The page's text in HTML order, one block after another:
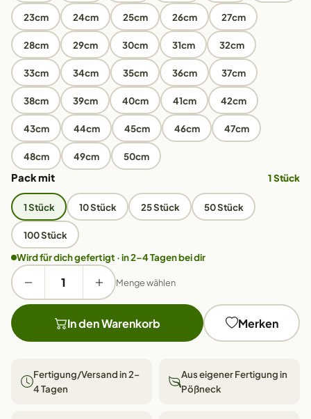
23cm 24cm 25cm 26cm 27cm
28cm 29cm 30cm 31cm 32cm
33cm 34cm 35cm 36cm 37cm
38cm 39cm 40cm 41cm 42cm
43cm 44cm 45cm 46cm 47cm
48cm 49cm 50cm
Pack mit 1 Stück
1 Stück 10 Stück 25 Stück 50 Stück
100 Stück
Wird für dich gefertigt · in 2–4 Tagen bei dir
Menge wählen
In den Warenkorb Merken
Fertigung/Versand in 2–
4 Tagen
Aus eigener Fertigung in
Pößneck